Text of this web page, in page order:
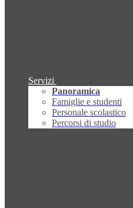
Servizi
Panoramica
Famiglie e studenti
Personale scolastico
Percorsi di studio